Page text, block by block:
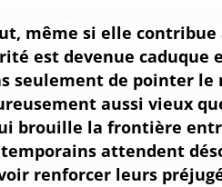
même si elle
est devenue caduque
seulement de pointer
aussi vieux
brouille la frontière
attendent
renforcer leurs